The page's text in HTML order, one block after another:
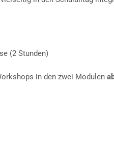
(2 Stunden)
in den zwei Modulen